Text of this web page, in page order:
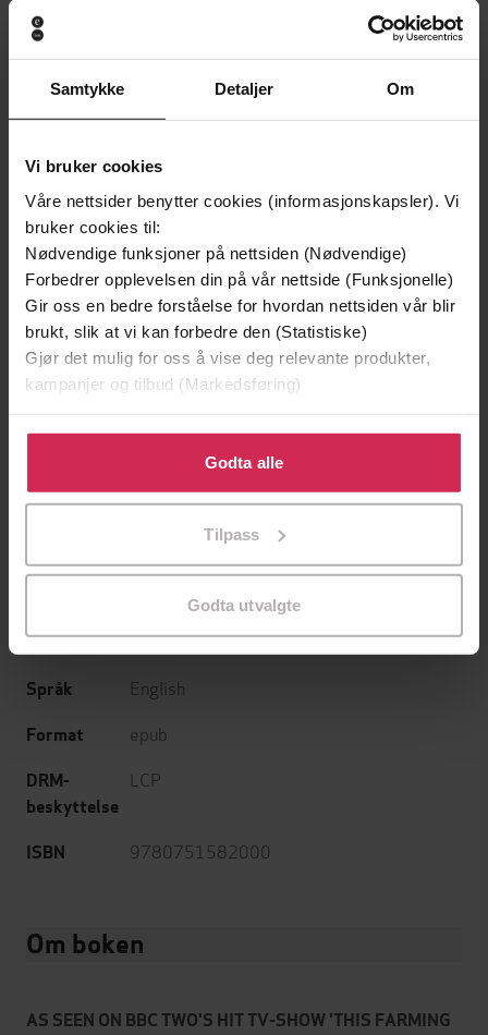
Samtykke Detaljer Om
Vi bruker cookies
Våre nettsider benytter cookies (informasjonskapsler). Vi
bruker cookies til:
Nødvendige funksjoner på nettsiden (Nødvendige)
Forbedrer opplevelsen din på vår nettside (Funksjonelle)
Gir oss en bedre forståelse for hvordan nettsiden vår blir
brukt, slik at vi kan forbedre den (Statistiske)
Gjør det mulig for oss å vise deg relevante produkter,
kampanjer og tilbud (Markedsføring)
Klikk på «Godta alle» for å gi oss ditt samtykke til å
bruke cookies for alle disse formålene. Du kan også
tilpasse ditt samtykke til spesifikke formål ved å klikke
Godta alle
Tilpass
Godta utvalgte
199,-
Minnesota
Jo Nesbø
EBOK
Utskudd
Jørn Lier Horst
EBOK
Undertittel Tales from a shepherdess on a remote
Northumberland farm
Forfattere Emma Gray(forfatter)
29.04.2021
Sjanger Skjønnlitteratur,Romaner
Språk English
Format epub
DRM-
beskyttelse
LCP
ISBN 9780751582000
Om boken
AS SEEN ON BBC TWO'S HIT TV-SHOW 'THIS FARMING